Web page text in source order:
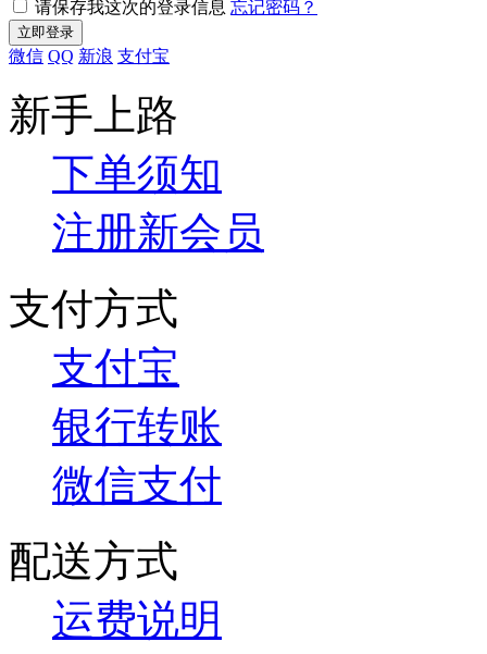
请保存我这次的登录信息 忘记密码？
微信 QQ 新浪 支付宝
新手上路
下单须知
注册新会员
支付方式
支付宝
银行转账
微信支付
配送方式
运费说明